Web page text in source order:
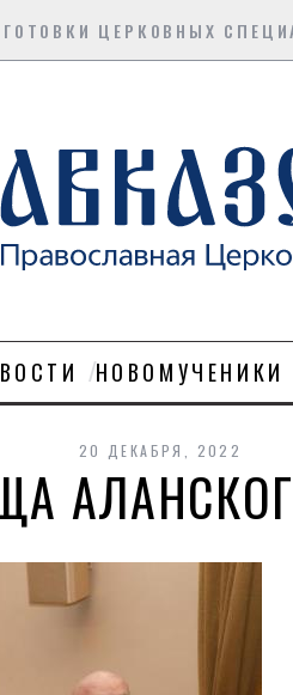
ЦЕРКОВНЫХ
НОВОМУЧЕНИКИ
20 ДЕКАБРЯ, 2022